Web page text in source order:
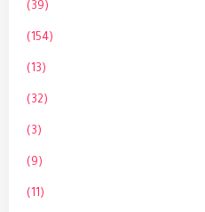
(39)
(154)
(13)
(32)
(3)
(9)
(11)